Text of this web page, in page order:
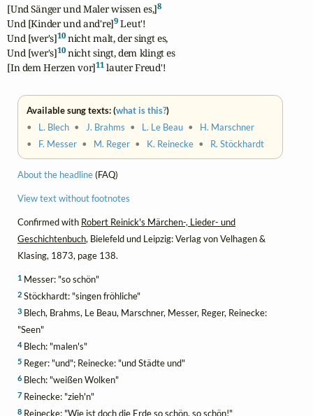
[Und Sänger und Maler wissen es,]8
Und [Kinder und and're]9 Leut'!
Und [wer's]10 nicht malt, der singt es,
Und [wer's]10 nicht singt, dem klingt es
[In dem Herzen vor]11 lauter Freud'!
Available sung texts: (what is this?)
• L. Blech • J. Brahms • L. Le Beau • H. Marschner
• F. Messer • M. Reger • K. Reinecke • R. Stöckhardt
About the headline(FAQ)
View text without footnotes
Confirmed with Robert Reinick's Märchen-, Lieder- und
Geschichtenbuch, Bielefeld und Leipzig: Verlag von Velhagen &
Klasing, 1873, page 138.
1 Messer: "so schön"
2 Stöckhardt: "singen fröhliche"
3 Blech, Brahms, Le Beau, Marschner, Messer, Reger, Reinecke:
"Seen"
4Blech: "malen's"
5 Reger: "und"; Reinecke: "und Städte und"
6 Blech: "weißen Wolken"
7 Reinecke: "zieh'n"
8 Reinecke: "Wie ist doch die Erde so schön, so schön!"